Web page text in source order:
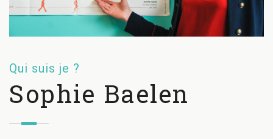
Qui suis je ?
Sophie Baelen